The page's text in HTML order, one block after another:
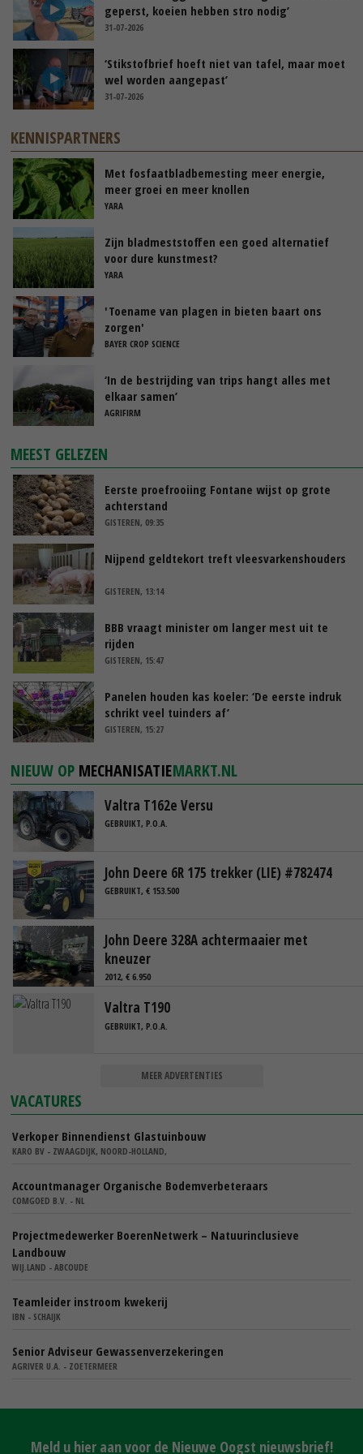
geperst, koeien hebben stro nodig’
31-07-2026
‘Stikstofbrief hoeft niet van tafel, maar moet
wel worden aangepast’
31-07-2026
KENNISPARTNERS
Met fosfaatbladbemesting meer energie,
meer groei en meer knollen
YARA
Zijn bladmeststoffen een goed alternatief
voor dure kunstmest?
YARA
'Toename van plagen in bieten baart ons
zorgen'
BAYER CROP SCIENCE
‘In de bestrijding van trips hangt alles met
elkaar samen’
AGRIFIRM
MEEST GELEZEN
Eerste proefrooiing Fontane wijst op grote
achterstand
GISTEREN, 09:35
Nijpend geldtekort treft vleesvarkenshouders
GISTEREN, 13:14
BBB vraagt minister om langer mest uit te
rijden
GISTEREN, 15:47
Panelen houden kas koeler: ‘De eerste indruk
schrikt veel tuinders af’
GISTEREN, 15:27
NIEUW OP MECHANISATIEMARKT.NL
Valtra T162e Versu
GEBRUIKT, P.O.A.
John Deere 6R 175 trekker (LIE) #782474
GEBRUIKT, € 153.500
John Deere 328A achtermaaier met
kneuzer
2012, € 6.950
Valtra T190
GEBRUIKT, P.O.A.
MEER ADVERTENTIES
VACATURES
Verkoper Binnendienst Glastuinbouw
KARO BV - ZWAAGDIJK, NOORD-HOLLAND,
Accountmanager Organische Bodemverbeteraars
COMGOED B.V. - NL
Projectmedewerker BoerenNetwerk – Natuurinclusieve
Landbouw
WIJ.LAND - ABCOUDE
Teamleider instroom kwekerij
IBN - SCHAIJK
Senior Adviseur Gewassenverzekeringen
AGRIVER U.A. - ZOETERMEER
Meld u hier aan voor de Nieuwe Oogst nieuwsbrief!